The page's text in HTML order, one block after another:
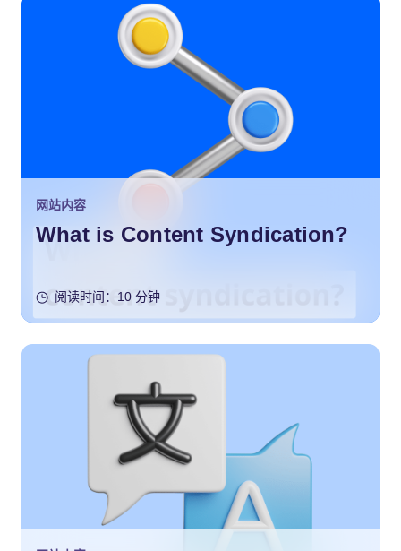
网站内容
What is Content Syndication?
阅读时间：10 分钟